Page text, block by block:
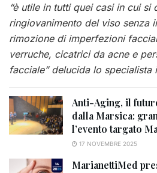
“è utile in tutti quei casi in cui si
ringiovanimento del viso senza
rimozione di imperfezioni
verruche, cicatrici da acne e
facciale” delucida lo specialista
Anti-Aging, il
dalla Marsica:
l’evento targato
17 NOVEMBRE 2025
MarianettiMed